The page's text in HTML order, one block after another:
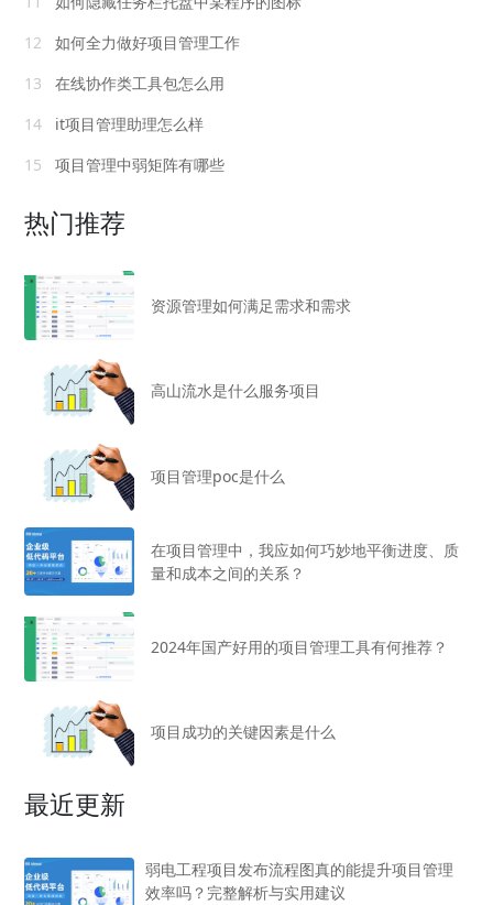
12
如何全力做好项目管理工作
13
在线协作类工具包怎么用
14
it项目管理助理怎么样
15
项目管理中弱矩阵有哪些
热门推荐
资源管理如何满足需求和需求
高山流水是什么服务项目
项目管理poc是什么
在项目管理中，我应如何巧妙地平衡进度、质
量和成本之间的关系？
2024年国产好用的项目管理工具有何推荐？
项目成功的关键因素是什么
最近更新
弱电工程项目发布流程图真的能提升项目管理
效率吗？完整解析与实用建议